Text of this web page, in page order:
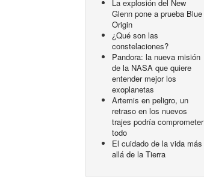
La explosión del New
Glenn pone a prueba Blue
Origin
¿Qué son las
constelaciones?
Pandora: la nueva misión
de la NASA que quiere
entender mejor los
exoplanetas
Artemis en peligro, un
retraso en los nuevos
trajes podría comprometer
todo
El cuidado de la vida más
allá de la Tierra